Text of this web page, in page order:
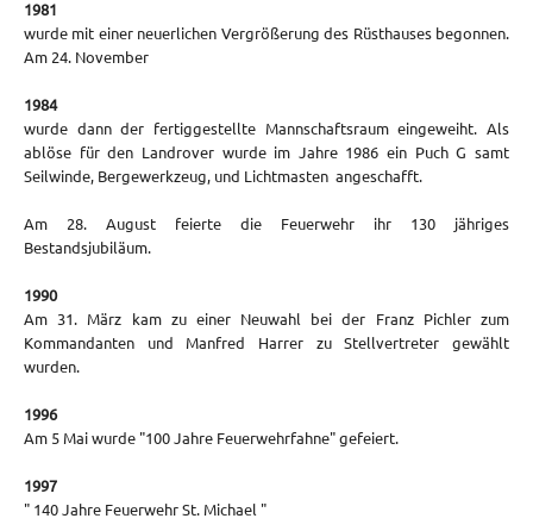
1981
wurde mit einer neuerlichen Vergrößerung des Rüsthauses begonnen.
Am 24. November
1984
wurde dann der fertiggestellte Mannschaftsraum eingeweiht. Als
ablöse für den Landrover wurde im Jahre 1986 ein Puch G samt
Seilwinde, Bergewerkzeug, und Lichtmasten angeschafft.
Am 28. August feierte die Feuerwehr ihr 130 jähriges
Bestandsjubiläum.
1990
Am 31. März kam zu einer Neuwahl bei der Franz Pichler zum
Kommandanten und Manfred Harrer zu Stellvertreter gewählt
wurden.
1996
Am 5 Mai wurde "100 Jahre Feuerwehrfahne" gefeiert.
1997
" 140 Jahre Feuerwehr St. Michael "